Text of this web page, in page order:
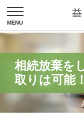
相続放棄を
取りは可能